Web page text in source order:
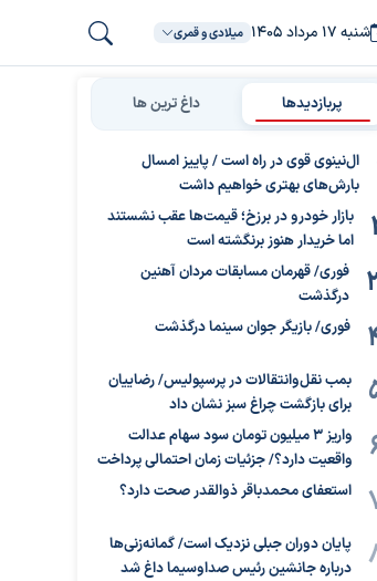
شنبه ۱۷ مرداد ۱۴۰۵ میلادی و قمری
پربازدیدها داغ ترین ها
ال‌نینوی قوی در راه است / پاییز امسال
بارش‌های بهتری خواهیم داشت
بازار خودرو در برزخ؛ قیمت‌ها عقب نشستند
اما خریدار هنوز برنگشته است
فوری/ قهرمان مسابقات مردان آهنین
درگذشت
فوری/ بازیگر جوان سینما درگذشت
بمب نقل‌وانتقالات در پرسپولیس/ رضاییان
برای بازگشت چراغ سبز نشان داد
واریز ۳ میلیون تومان سود سهام عدالت
واقعیت دارد؟/ جزئیات زمان احتمالی پرداخت
استعفای محمدباقر ذوالقدر صحت دارد؟
پایان دوران جبلی نزدیک است/ گمانه‌زنی‌ها
درباره جانشین رئیس صداوسیما داغ شد